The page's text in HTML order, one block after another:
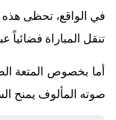
في الواقع، تحظى هذه
تنقل المباراة فضائياً
أما بخصوص المتعة
صوته المألوف يمنح